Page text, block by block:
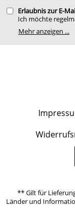
Erlaubnis zur E-
Ich möchte
Meine E-Mail-
weitergegeben.
ich den Link
Option
Mehr anzeigen ...
** Gilt für
Länder und